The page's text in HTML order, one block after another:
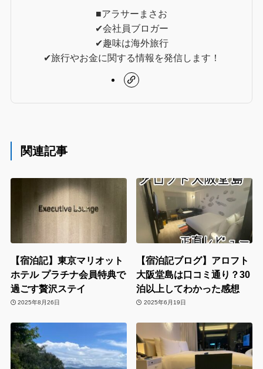
■アラサーまさお
✔︎会社員ブロガー
✔︎趣味は海外旅行
✔︎旅行やお金に関する情報を発信します！
関連記事
【宿泊記】東京マリオット
ホテル プラチナ会員特典で
過ごす贅沢ステイ
2025年8月26日
【宿泊記ブログ】アロフト
大阪堂島は口コミ通り？30
泊以上してわかった感想
2025年6月19日